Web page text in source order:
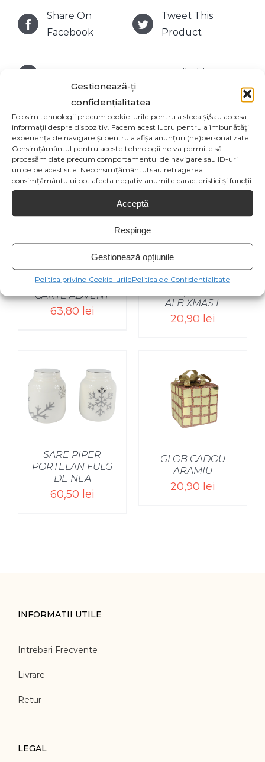
Gestionează-ți
confidențialitatea
Folosim tehnologii precum cookie-urile pentru a stoca și/sau accesa
informații despre dispozitiv. Facem acest lucru pentru a îmbunătăți
experiența de navigare și pentru a afișa anunțuri (ne)personalizate.
Consimțământul pentru aceste tehnologii ne va permite să
procesăm date precum comportamentul de navigare sau ID-uri
unice pe acest site. Neconsimțământul sau retragerea
consimțământului pot afecta negativ anumite caracteristici și funcții.
Acceptă
Respinge
Gestionează opțiunile
Politica privind Cookie-urilePolitica de Confidentialitate
Share On
Facebook
Tweet This
Product
Email This
Produse similare
VAS CERAMIC
CARTE ADVENT
63,80 lei
ALB XMAS L
20,90 lei
SARE PIPER
PORTELAN FULG
DE NEA
60,50 lei
SELECT OPTIONS
GLOB CADOU
ARAMIU
20,90 lei
INFORMATII UTILE
Intrebari Frecvente
Livrare
Retur
LEGAL